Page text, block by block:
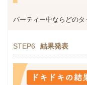
パーティー中ならどのタ
STEP6 結果発表